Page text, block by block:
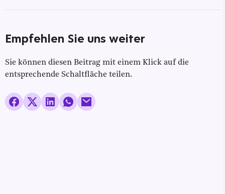
Empfehlen Sie uns weiter
Sie können diesen Beitrag mit einem Klick auf die
entsprechende Schaltfläche teilen.